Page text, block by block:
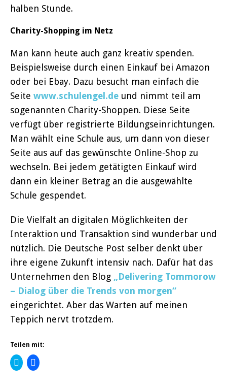
halben Stunde.
Charity-Shopping im Netz
Man kann heute auch ganz kreativ spenden.
Beispielsweise durch einen Einkauf bei Amazon
oder bei Ebay. Dazu besucht man einfach die
Seite www.schulengel.de und nimmt teil am
sogenannten Charity-Shoppen. Diese Seite
verfügt über registrierte Bildungseinrichtungen.
Man wählt eine Schule aus, um dann von dieser
Seite aus auf das gewünschte Online-Shop zu
wechseln. Bei jedem getätigten Einkauf wird
dann ein kleiner Betrag an die ausgewählte
Schule gespendet.
Die Vielfalt an digitalen Möglichkeiten der
Interaktion und Transaktion sind wunderbar und
nützlich. Die Deutsche Post selber denkt über
ihre eigene Zukunft intensiv nach. Dafür hat das
Unternehmen den Blog „Delivering Tommorow
– Dialog über die Trends von morgen“
eingerichtet. Aber das Warten auf meinen
Teppich nervt trotzdem.
Teilen mit:
K
l
K
l